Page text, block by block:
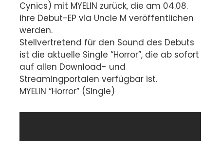
Cynics) mit MYELIN zurück, die am 04.08.
ihre Debut-EP via Uncle M veröffentlichen
werden.
Stellvertretend für den Sound des Debuts
ist die aktuelle Single “Horror”, die ab sofort
auf allen Download- und
Streamingportalen verfügbar ist.
MYELIN “Horror” (Single)